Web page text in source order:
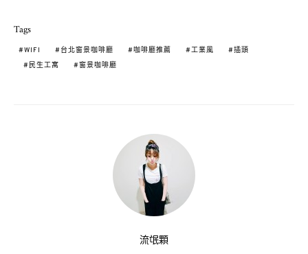
Tags
WIFI 台北窗景咖啡廳 咖啡廳推薦 工業風
插頭
民生工寓
窗景咖啡廳
流氓顆